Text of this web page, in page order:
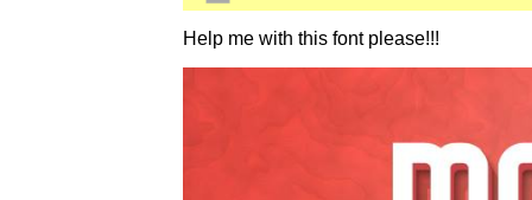
Help me with this font please!!!